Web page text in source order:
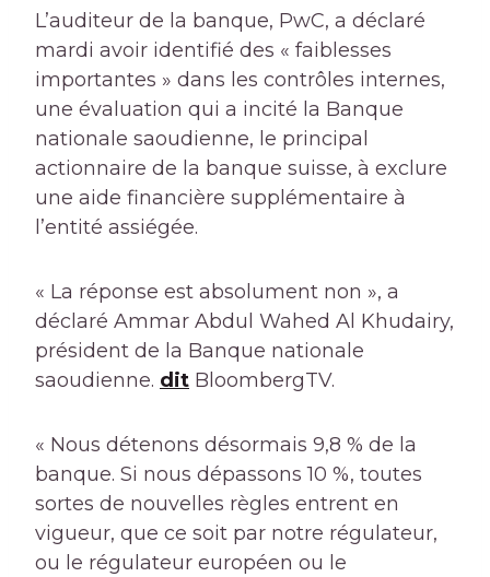
L’auditeur de la banque, PwC, a déclaré
mardi avoir identifié des « faiblesses
importantes » dans les contrôles internes,
une évaluation qui a incité la Banque
nationale saoudienne, le principal
actionnaire de la banque suisse, à exclure
une aide financière supplémentaire à
l’entité assiégée.
« La réponse est absolument non », a
déclaré Ammar Abdul Wahed Al Khudairy,
président de la Banque nationale
saoudienne. dit BloombergTV.
« Nous détenons désormais 9,8 % de la
banque. Si nous dépassons 10 %, toutes
sortes de nouvelles règles entrent en
vigueur, que ce soit par notre régulateur,
ou le régulateur européen ou le